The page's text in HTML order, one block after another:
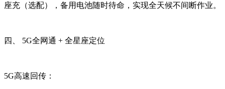
座充（选配），备用电池随时待命，实现全天候不间断作业。
四、 5G全网通 + 全星座定位
5G高速回传：